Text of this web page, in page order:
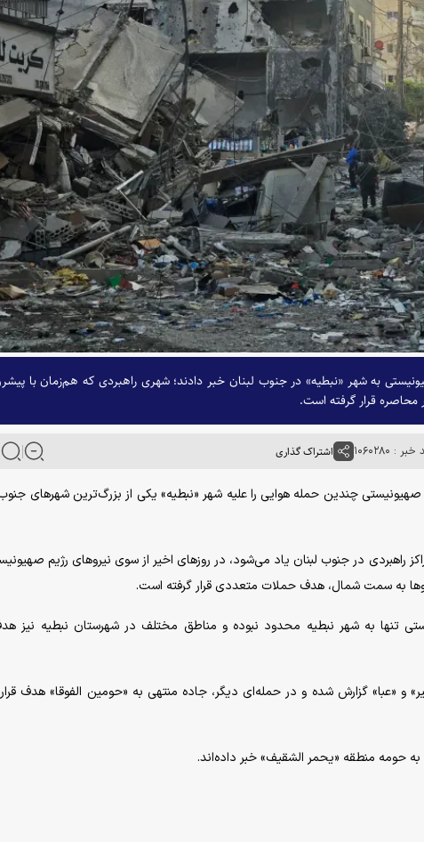
به شهر «نبطیه» در جنوب لبنان خبر دادند؛ شهری راهبردی که هم‌زمان با
قرار گرفته است.
: ۱۰۶۰۲۸۰ اشتراک گذاری
صهیونیستی چندین حمله هوایی را علیه شهر «نبطیه» یکی از بزرگ‌ترین شهر‌های
راهبردی در جنوب لبنان یاد می‌شود، در روز‌های اخیر از سوی نیرو‌های رژیم
به سمت شمال، هدف حملات متعددی قرار گرفته است.
تنها به شهر نبطیه محدود نبوده و مناطق مختلف در شهرستان نبطیه نیز
و «عبا» گزارش شده و در حمله‌ای دیگر، جاده منتهی به «حومین الفوقا» هدف قرار
حومه منطقه «یحمر الشقیف» خبر داده‌اند.